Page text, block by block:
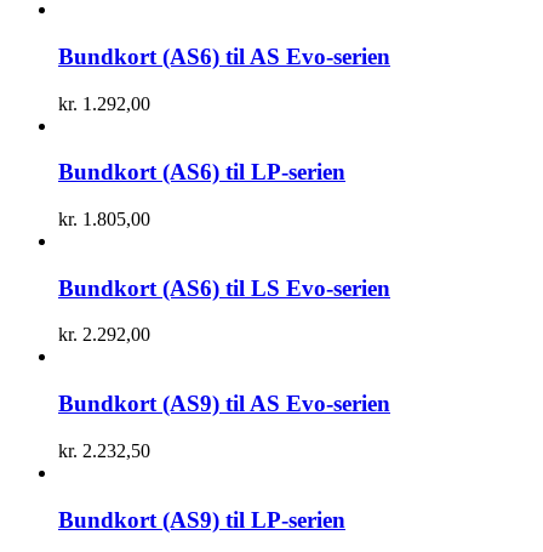
Bundkort (AS6) til AS Evo-serien
kr. 1.292,00
Bundkort (AS6) til LP-serien
kr. 1.805,00
Bundkort (AS6) til LS Evo-serien
kr. 2.292,00
Bundkort (AS9) til AS Evo-serien
kr. 2.232,50
Bundkort (AS9) til LP-serien